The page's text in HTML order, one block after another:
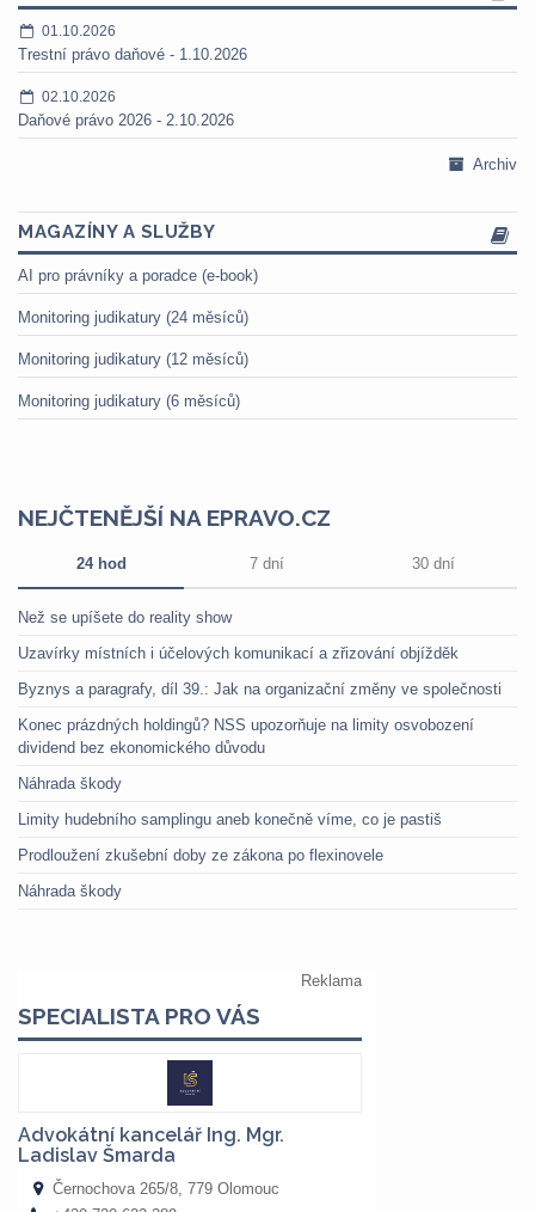
01.10.2026
Trestní právo daňové - 1.10.2026
02.10.2026
Daňové právo 2026 - 2.10.2026
Archiv
MAGAZÍNY A SLUŽBY
AI pro právníky a poradce (e-book)
Monitoring judikatury (24 měsíců)
Monitoring judikatury (12 měsíců)
Monitoring judikatury (6 měsíců)
NEJČTENĚJŠÍ NA EPRAVO.CZ
24 hod 7 dní 30 dní
Než se upíšete do reality show
Uzavírky místních i účelových komunikací a zřizování objížděk
Byznys a paragrafy, díl 39.: Jak na organizační změny ve společnosti
Konec prázdných holdingů? NSS upozorňuje na limity osvobození
dividend bez ekonomického důvodu
Náhrada škody
Limity hudebního samplingu aneb konečně víme, co je pastiš
Prodloužení zkušební doby ze zákona po flexinovele
Náhrada škody